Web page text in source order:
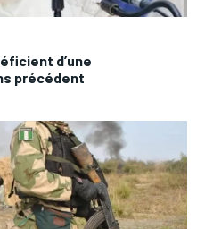
d’une
précédent